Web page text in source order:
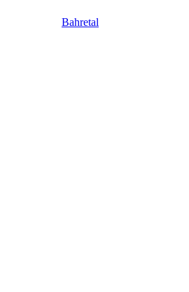
Bahretal